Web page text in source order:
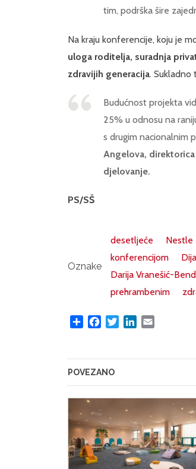
tim, podrška šire
Na kraju konferencije, koju je
uloga roditelja, suradnja
zdravijih generacija. Sukladno
Budućnost projekta
25% u odnosu na
s drugim nacionalnim
Angelova,
djelovanje.
PS/SŠ
Oznake
desetljeće Nestle
konferencijom
Darija Vranešić-
prehrambenim
Share FacebookTwitterLinkedIn
POVEZANO